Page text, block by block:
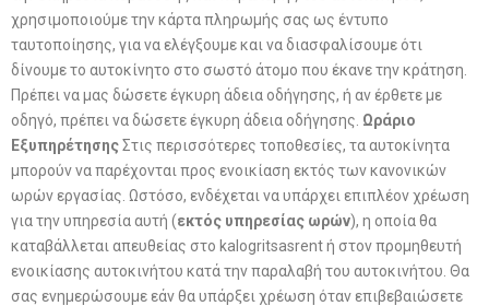
χρησιμοποιούμε την κάρτα πληρωμής σας ως έντυπο
ταυτοποίησης, για να ελέγξουμε και να διασφαλίσουμε ότι
δίνουμε το αυτοκίνητο στο σωστό άτομο που έκανε την κράτηση.
Πρέπει να μας δώσετε έγκυρη άδεια οδήγησης, ή αν έρθετε με
οδηγό, πρέπει να δώσετε έγκυρη άδεια οδήγησης. Ωράριο
ΕξυπηρέτησηςΣτις περισσότερες τοποθεσίες, τα αυτοκίνητα
μπορούν να παρέχονται προς ενοικίαση εκτός των κανονικών
ωρών εργασίας. Ωστόσο, ενδέχεται να υπάρχει επιπλέον χρέωση
για την υπηρεσία αυτή (εκτός υπηρεσίας ωρών), η οποία θα
καταβάλλεται απευθείας στο kalogritsasrent ή στον προμηθευτή
ενοικίασης αυτοκινήτου κατά την παραλαβή του αυτοκινήτου. Θα
σας ενημερώσουμε εάν θα υπάρξει χρέωση όταν επιβεβαιώσετε